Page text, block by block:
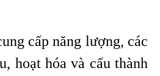
cấp năng lượng, các
hoạt hóa và cấu thành